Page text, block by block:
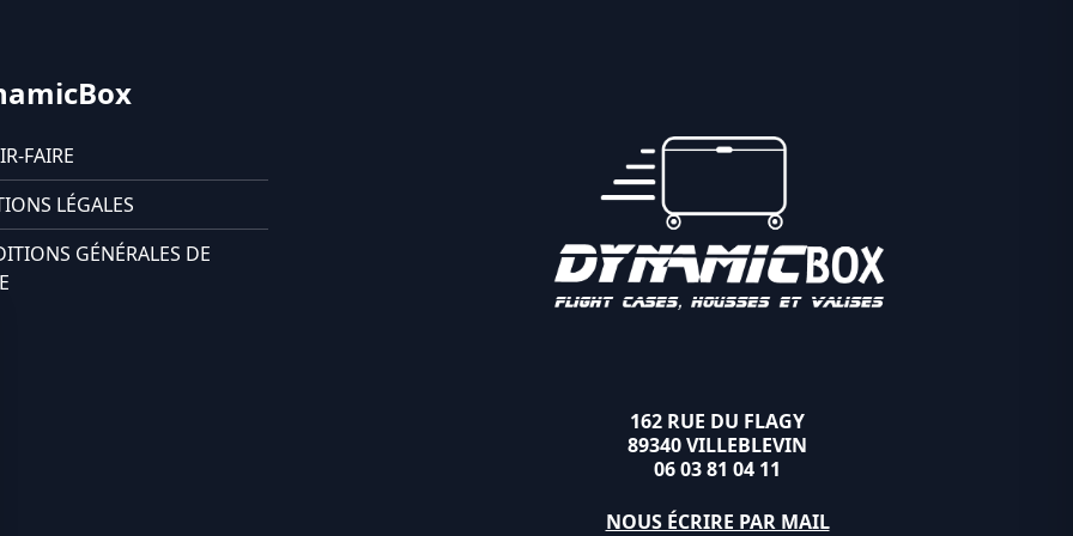
FAIRE
LÉGALES
GÉNÉRALES DE
162 RUE DU FLAGY
89340 VILLEBLEVIN
06 03 81 04 11
NOUS ÉCRIRE PAR MAIL